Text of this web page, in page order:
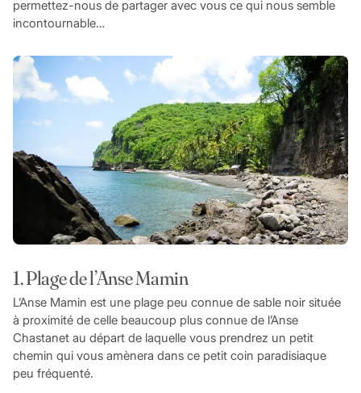
permettez-nous de partager avec vous ce qui nous semble
incontournable…
1. Plage de l’Anse Mamin
L’Anse Mamin est une plage peu connue de sable noir située
à proximité de celle beaucoup plus connue de l’Anse
Chastanet au départ de laquelle vous prendrez un petit
chemin qui vous amènera dans ce petit coin paradisiaque
peu fréquenté.